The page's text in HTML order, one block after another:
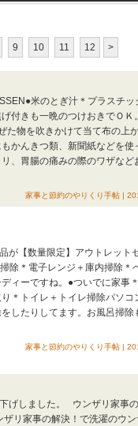
9 10 11 12 >
米のとぎ汁＊プラスチッ
付きも一晩のつけおきでＯＫ
た物を吹きかけて当て布の上
かんきつ類、新聞紙などを使
、胃腸の痛みの際のワザなど
家事と節約のやりくり手帖 |
が【数量限定】アウトレット
除＊電子レンジ＋庫内掃除＊
ィーですね。●ついでに家事
＊トイレ＋トイレ掃除パソコ
したりしてます。お風呂掃除
家事と節約のやりくり手帖 |
げしました。 ウンザリ家事
リ家事の解決！で洗濯のウ